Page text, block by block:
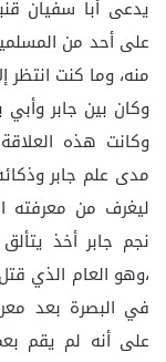
يدعى أبا سفيان
على أحد من
منه، وما كنت
وكان بين جابر
وكانت هذه
مدى علم جابر
ليغرف من معرفته
،وهو العام الذي
في البصرة بعد
على أنه لم يقم